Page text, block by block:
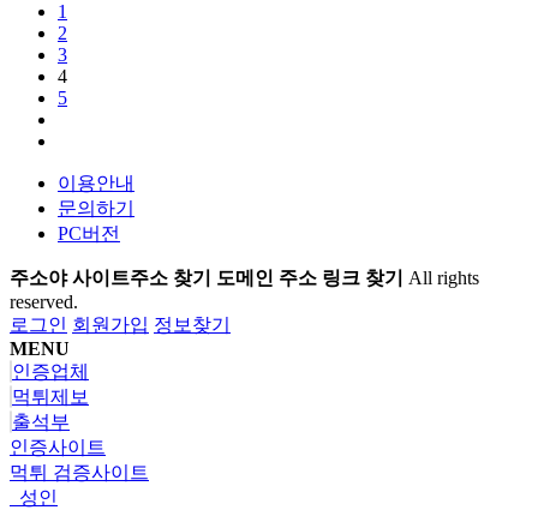
1
2
3
4
5
이용안내
문의하기
PC버전
주소야 사이트주소 찾기 도메인 주소 링크 찾기 All rights
reserved.
로그인 회원가입 정보찾기
MENU
인증업체
먹튀제보
출석부
인증사이트
먹튀 검증사이트
성인